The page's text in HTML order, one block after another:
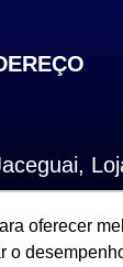
oferecer
o
oferecer
o